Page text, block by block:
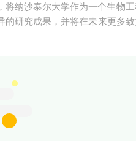
纳沙泰尔大学作为一个生物
研究成果，并将在未来更多